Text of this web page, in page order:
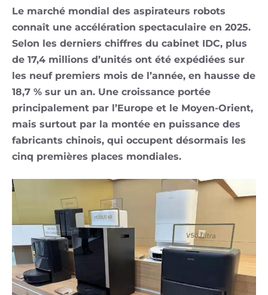
Le marché mondial des aspirateurs robots
connaît une accélération spectaculaire en 2025.
Selon les derniers chiffres du cabinet IDC, plus
de 17,4 millions d’unités ont été expédiées sur
les neuf premiers mois de l’année, en hausse de
18,7 % sur un an. Une croissance portée
principalement par l’Europe et le Moyen-Orient,
mais surtout par la montée en puissance des
fabricants chinois, qui occupent désormais les
cinq premières places mondiales.